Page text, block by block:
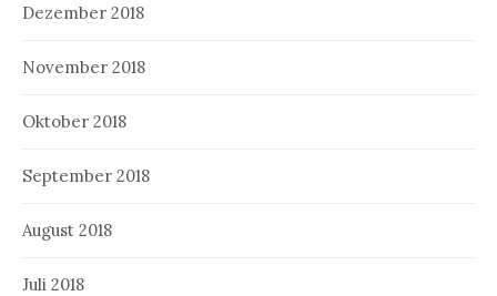
Dezember 2018
November 2018
Oktober 2018
September 2018
August 2018
Juli 2018